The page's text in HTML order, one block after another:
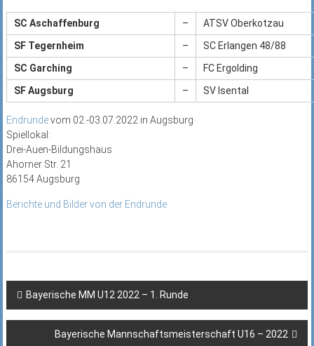
SC Aschaffenburg –
ATSV Oberkotzau
SF Tegernheim
–
SC Erlangen 48/88
SC Garching
–
FC Ergolding
SF Augsburg
– SV Isental
Endrundevom 02.-03.07.2022 in Augsburg
Spiellokal:
Drei-Auen-Bildungshaus
Ahorner Str. 21
86154 Augsburg
Berichte und Bilder von der Endrunde
Beitragsnavigation
Bayerische MM U12 2022 – 1. Runde
Bayerische Mannschaftsmeisterschaft U16 – 2022